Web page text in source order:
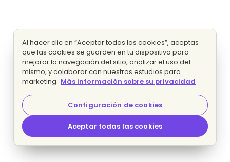
Al hacer clic en “Aceptar todas las cookies”, aceptas
que las cookies se guarden en tu dispositivo para
mejorar la navegación del sitio, analizar el uso del
mismo, y colaborar con nuestros estudios para
marketing. Más información sobre su privacidad
Configuración de cookies
Aceptar todas las cookies